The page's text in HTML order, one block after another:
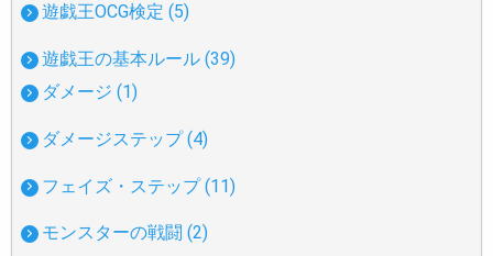
遊戯王OCG検定 (5)
遊戯王の基本ルール (39)
ダメージ (1)
ダメージステップ (4)
フェイズ・ステップ (11)
モンスターの戦闘 (2)